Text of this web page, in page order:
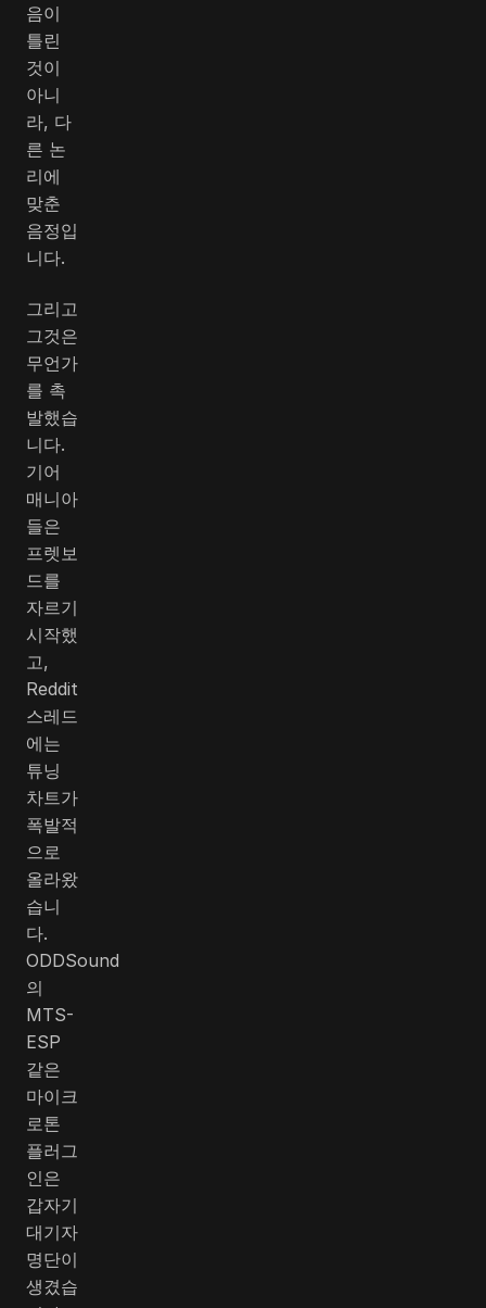
음이
틀린
것이
아니
라, 다
른 논
리에
맞춘
음정입
니다.
그리고
그것은
무언가
를 촉
발했습
니다.
기어
매니아
들은
프렛보
드를
자르기
시작했
고,
Reddit
스레드
에는
튜닝
차트가
폭발적
으로
올라왔
습니
다.
ODDSound
의
MTS-
ESP
같은
마이크
로톤
플러그
인은
갑자기
대기자
명단이
생겼습